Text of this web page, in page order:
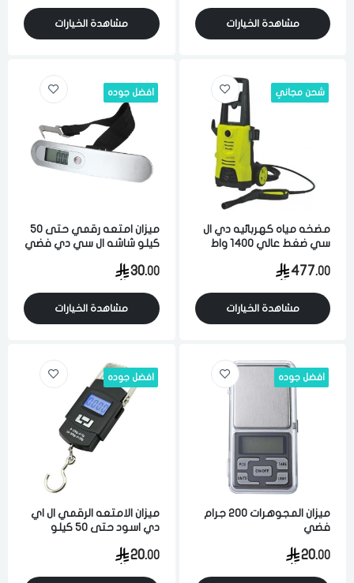
مشاهدة الخيارات مشاهدة الخيارات
شحن مجاني
مضخه مياه كهربائيه دي ال
سي ضغط عالي 1400 واط
الوظائف اسود واخضر
477.00
مشاهدة الخيارات
افضل جوده
ميزان امتعه رقمي حتى 50
كيلو شاشه ال سي دي فضي
30.00
مشاهدة الخيارات
افضل جوده
ميزان المجوهرات 200 جرام
فضي
20.00
افضل جوده
ميزان الامتعه الرقمي ال اي
دي اسود حتى 50 كيلو
20.00